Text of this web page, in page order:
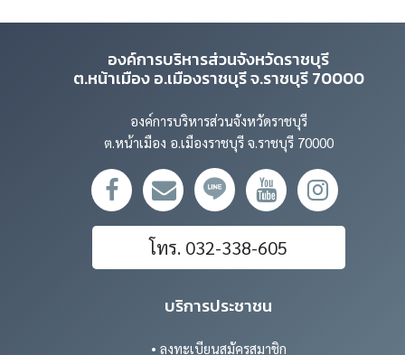
องค์การบริหารส่วนจังหวัดราชบุรี
ต.หน้าเมือง อ.เมืองราชบุรี จ.ราชบุรี 70000
องค์การบริหารส่วนจังหวัดราชบุรี
ต.หน้าเมือง อ.เมืองราชบุรี จ.ราชบุรี 70000
โทร. 032-338-605
บริการประชาชน
• ลงทะเบียนสมัครสมาชิก